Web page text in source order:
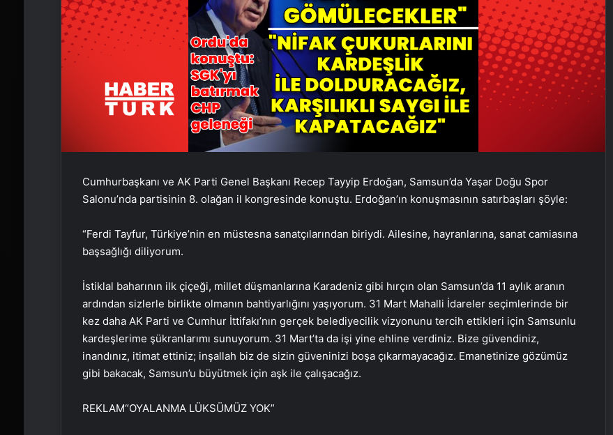
Cumhurbaşkanı ve AK Parti Genel Başkanı Recep Tayyip Erdoğan, Samsun’da Yaşar Doğu Spor
Salonu’nda partisinin 8. olağan il kongresinde konuştu. Erdoğan’ın konuşmasının satırbaşları şöyle:
“Ferdi Tayfur, Türkiye’nin en müstesna sanatçılarından biriydi. Ailesine, hayranlarına, sanat camiasına
başsağlığı diliyorum.
İstiklal baharının ilk çiçeği, millet düşmanlarına Karadeniz gibi hırçın olan Samsun’da 11 aylık aranın
ardından sizlerle birlikte olmanın bahtiyarlığını yaşıyorum. 31 Mart Mahalli İdareler seçimlerinde bir
kez daha AK Parti ve Cumhur İttifakı’nın gerçek belediyecilik vizyonunu tercih ettikleri için Samsunlu
kardeşlerime şükranlarımı sunuyorum. 31 Mart’ta da işi yine ehline verdiniz. Bize güvendiniz,
inandınız, itimat ettiniz; inşallah biz de sizin güveninizi boşa çıkarmayacağız. Emanetinize gözümüz
gibi bakacak, Samsun’u büyütmek için aşk ile çalışacağız.
REKLAM“OYALANMA LÜKSÜMÜZ YOK”